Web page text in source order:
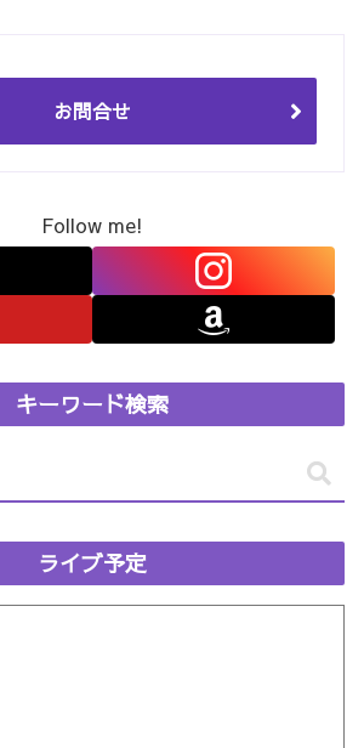
お問合せ
Follow me!
キーワード検索
ライブ予定